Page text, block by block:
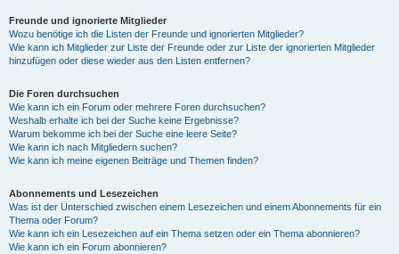
Freunde und ignorierte Mitglieder
Wozu benötige ich die Listen der Freunde und ignorierten Mitglieder?
Wie kann ich Mitglieder zur Liste der Freunde oder zur Liste der ignorierten Mitglieder
hinzufügen oder diese wieder aus den Listen entfernen?
Die Foren durchsuchen
Wie kann ich ein Forum oder mehrere Foren durchsuchen?
Weshalb erhalte ich bei der Suche keine Ergebnisse?
Warum bekomme ich bei der Suche eine leere Seite?
Wie kann ich nach Mitgliedern suchen?
Wie kann ich meine eigenen Beiträge und Themen finden?
Abonnements und Lesezeichen
Was ist der Unterschied zwischen einem Lesezeichen und einem Abonnements für ein
Thema oder Forum?
Wie kann ich ein Lesezeichen auf ein Thema setzen oder ein Thema abonnieren?
Wie kann ich ein Forum abonnieren?